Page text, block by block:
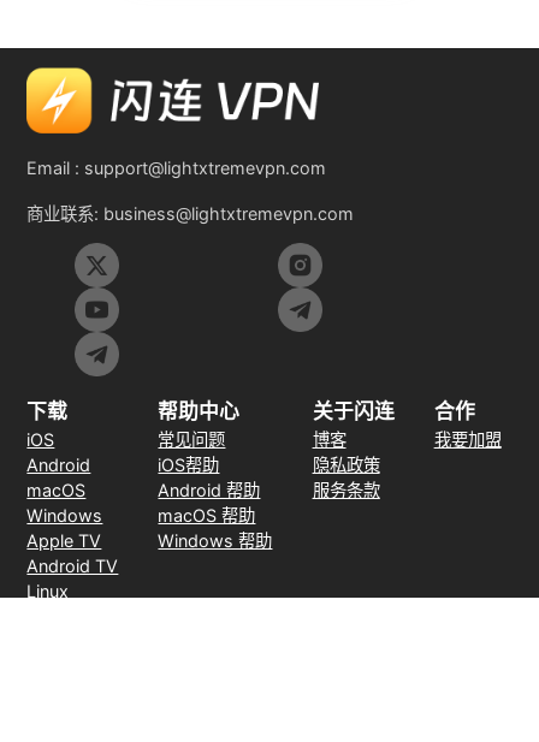
Email : support@lightxtremevpn.com
商业联系: business@lightxtremevpn.com
下载
iOS
Android
macOS
Windows
Apple TV
Android TV
Linux
帮助中心
常见问题
iOS帮助
Android 帮助
macOS 帮助
Windows 帮助
关于闪连
博客
隐私政策
服务条款
合作
我要加盟